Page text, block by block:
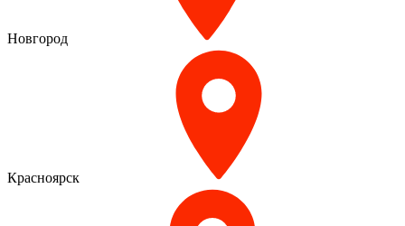
Новгород
Красноярск